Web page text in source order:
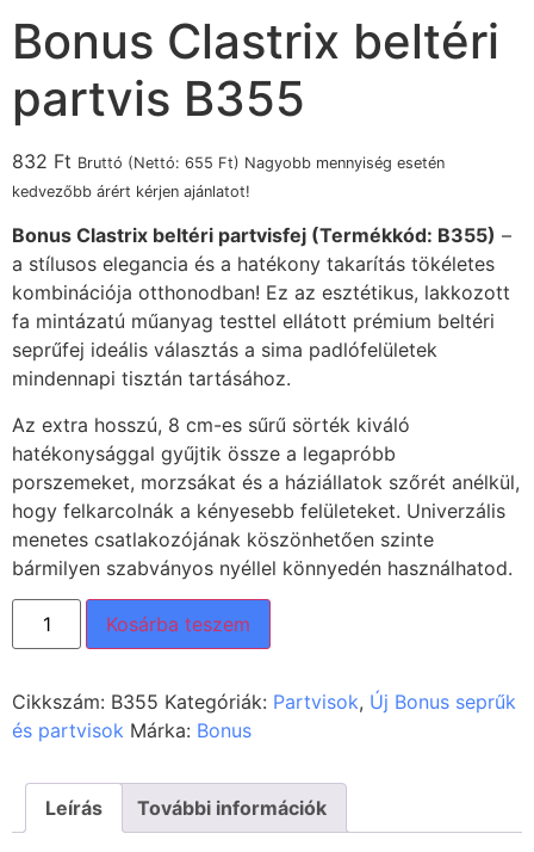
Bonus Clastrix beltéri
partvis B355
832 Ft Bruttó (Nettó: 655 Ft) Nagyobb mennyiség esetén
kedvezőbb árért kérjen ajánlatot!
Bonus Clastrix beltéri partvisfej (Termékkód: B355) –
a stílusos elegancia és a hatékony takarítás tökéletes
kombinációja otthonodban! Ez az esztétikus, lakkozott
fa mintázatú műanyag testtel ellátott prémium beltéri
seprűfej ideális választás a sima padlófelületek
mindennapi tisztán tartásához.
Az extra hosszú, 8 cm-es sűrű sörték kiváló
hatékonysággal gyűjtik össze a legapróbb
porszemeket, morzsákat és a háziállatok szőrét anélkül,
hogy felkarcolnák a kényesebb felületeket. Univerzális
menetes csatlakozójának köszönhetően szinte
bármilyen szabványos nyéllel könnyedén használhatod.
Kosárba teszem
Cikkszám: B355 Kategóriák: Partvisok, Új Bonus seprűk
és partvisok Márka: Bonus
Leírás További információk